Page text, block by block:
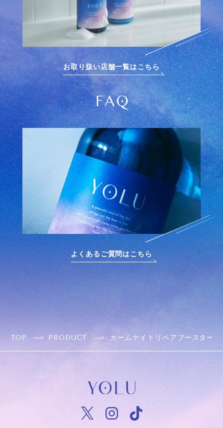
お取り扱い店舗一覧はこちら
よくあるご質問はこちら
TOP PRODUCT カームナイトリペアブースター